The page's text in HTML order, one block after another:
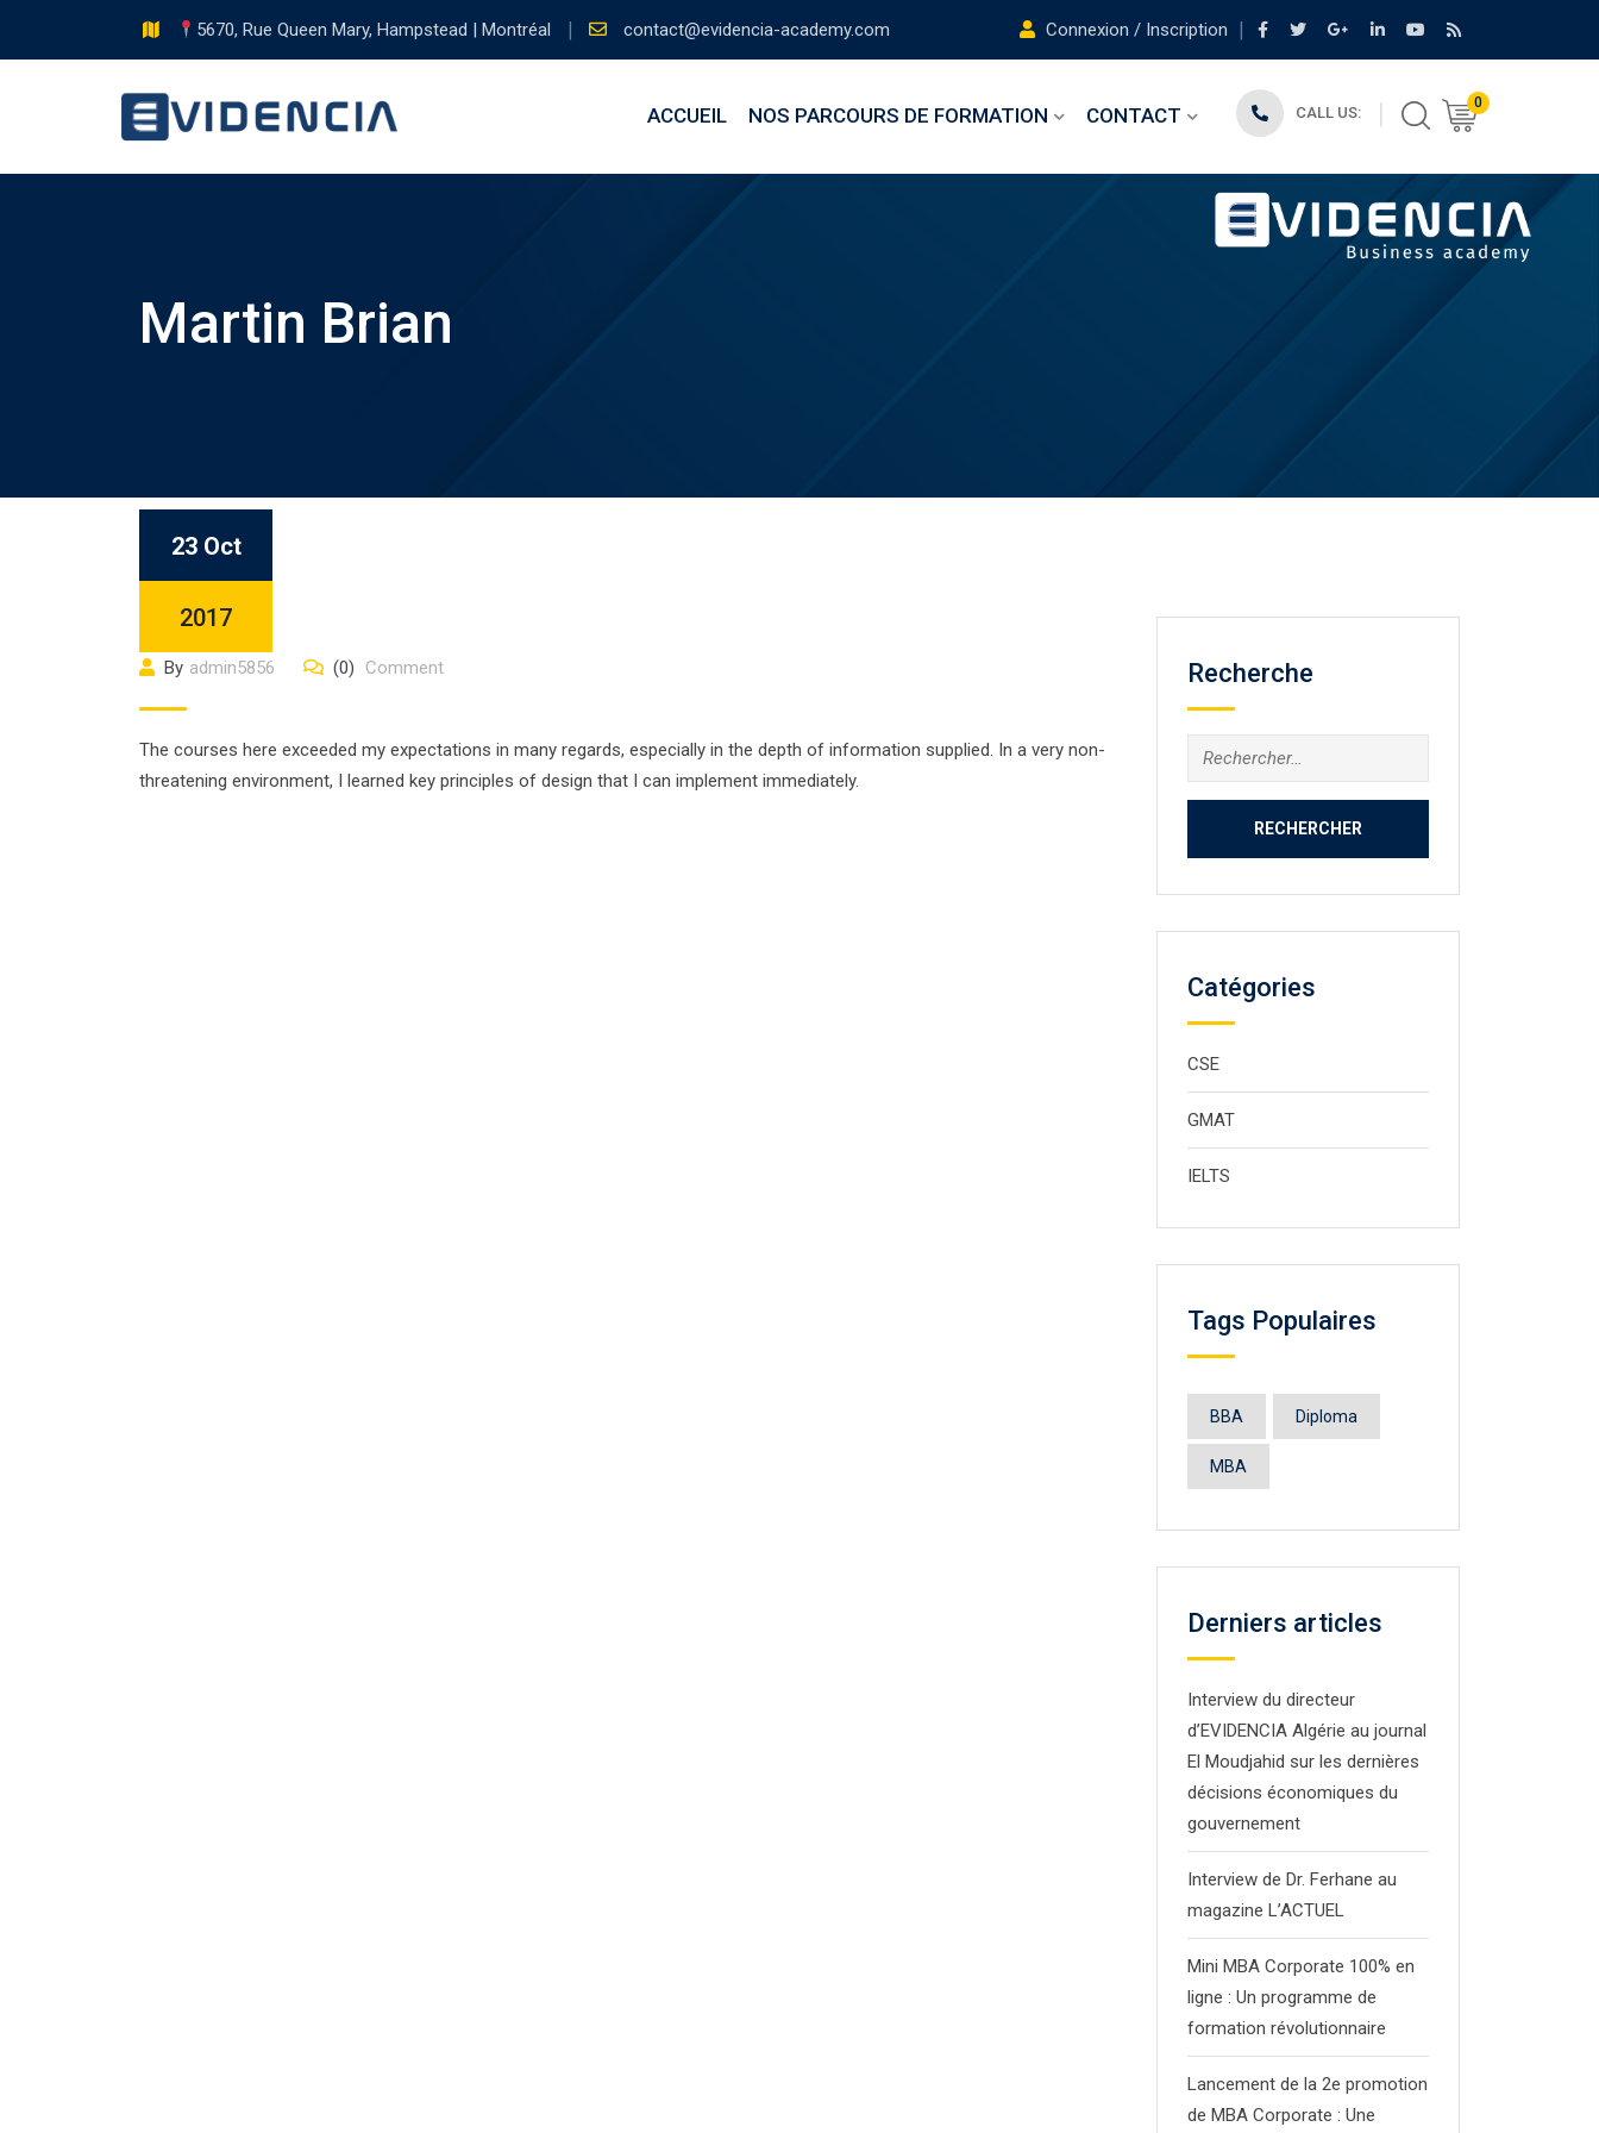
5670, Rue Queen Mary, Hampstead | Montréal contact@evidencia-academy.com Connexion / Inscription
ACCUEIL NOS PARCOURS DE FORMATION CONTACT CALL US:
0
Martin Brian
23 Oct
2017
By admin5856 (0) Comment
The courses here exceeded my expectations in many regards, especially in the depth of information supplied. In a very non-
threatening environment, I learned key principles of design that I can implement immediately.
Recherche
Rechercher :
Catégories
CSE
GMAT
IELTS
Tags Populaires
BBA Diploma
MBA
Derniers articles
Interview du directeur
d’EVIDENCIA Algérie au journal
El Moudjahid sur les dernières
décisions économiques du
gouvernement
Interview de Dr. Ferhane au
magazine L’ACTUEL
Mini MBA Corporate 100% en
ligne : Un programme de
formation révolutionnaire
Lancement de la 2e promotion
de MBA Corporate : Une